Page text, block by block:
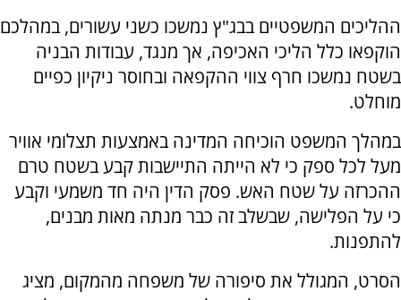
ההליכים המשפטיים בבג"ץ נמשכו כשני עשורים, במהלכם
הוקפאו כלל הליכי האכיפה, אך מנגד, עבודות הבניה
בשטח נמשכו חרף צווי ההקפאה ובחוסר ניקיון כפיים
מוחלט.
במהלך המשפט הוכיחה המדינה באמצעות תצלומי אוויר
מעל לכל ספק כי לא הייתה התיישבות קבע בשטח טרם
ההכרזה על שטח האש. פסק הדין היה חד משמעי וקבע
כי על הפלישה, שבשלב זה כבר מנתה מאות מבנים,
להתפנות.
הסרט, המגולל את סיפורה של משפחה מהמקום, מציג